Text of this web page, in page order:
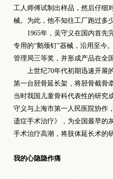
工人师傅试制出样品，然后仔细
械。为此，他不知往工厂跑过多少
1965年，吴守义在国内首先完
专用的“鹅颈钉”器械，沿用至今
管理局三等奖，并形成产品在全
上世纪70年代初期迅速开展的
第一台胫骨延长架，将胫骨截骨
当时我国儿童骨科代表性的研究
守义与上海市第一人民医院协作
遗症手术治疗》，为全国最早的
手术治疗高潮，将肢体延长术的
我的心隐隐作痛